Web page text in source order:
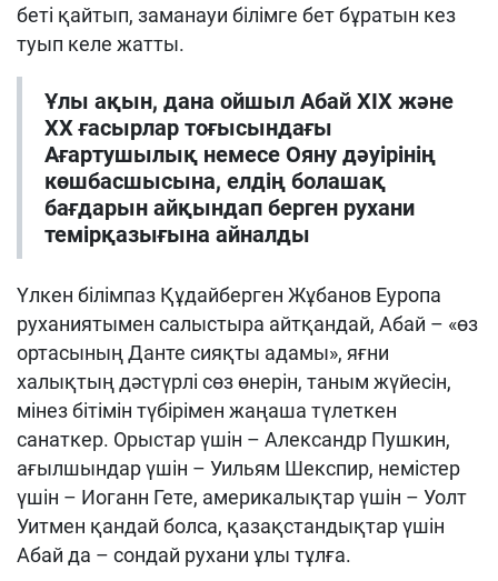
беті қайтып, заманауи білімге бет бұратын кез
туып келе жатты.
Ұлы ақын, дана ойшыл Абай ХІХ және
ХХ ғасырлар тоғысындағы
Ағартушылық немесе Ояну дәуірінің
көшбасшысына, елдің болашақ
бағдарын айқындап берген рухани
темірқазығына айналды
Үлкен білімпаз Құдайберген Жұбанов Еуропа
руханиятымен салыстыра айтқандай, Абай – «өз
ортасының Данте сияқты адамы», яғни
халықтың дәстүрлі сөз өнерін, таным жүйесін,
мінез бітімін түбірімен жаңаша түлеткен
санаткер. Орыстар үшін – Александр Пушкин,
ағылшындар үшін – Уильям Шекспир, немістер
үшін – Иоганн Гете, америкалықтар үшін – Уолт
Уитмен қандай болса, қазақстандықтар үшін
Абай да – сондай рухани ұлы тұлға.